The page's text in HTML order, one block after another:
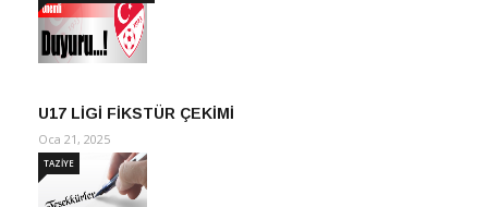
U17 LİGİ FİKSTÜR ÇEKİMİ
Oca 21, 2025
TAZİYE